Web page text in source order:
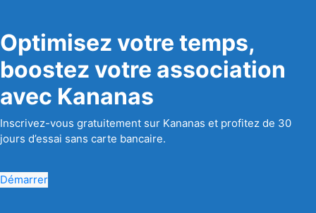
Optimisez votre temps,
boostez votre association
avec Kananas
Inscrivez-vous gratuitement sur Kananas et profitez de 30
jours d’essai sans carte bancaire.
Démarrer